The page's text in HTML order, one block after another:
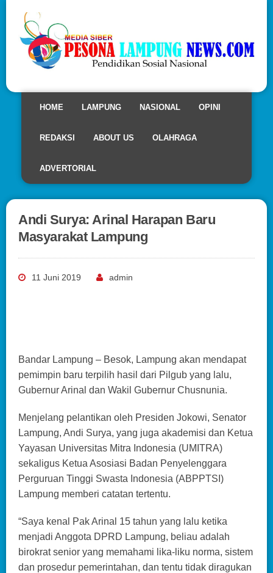
HOME LAMPUNG NASIONAL OPINI
REDAKSI ABOUT US OLAHRAGA
ADVERTORIAL
Andi Surya: Arinal Harapan Baru
Masyarakat Lampung
11 Juni 2019 admin
Bandar Lampung – Besok, Lampung akan mendapat
pemimpin baru terpilih hasil dari Pilgub yang lalu,
Gubernur Arinal dan Wakil Gubernur Chusnunia.
Menjelang pelantikan oleh Presiden Jokowi, Senator
Lampung, Andi Surya, yang juga akademisi dan Ketua
Yayasan Universitas Mitra Indonesia (UMITRA)
sekaligus Ketua Asosiasi Badan Penyelenggara
Perguruan Tinggi Swasta Indonesia (ABPPTSI)
Lampung memberi catatan tertentu.
“Saya kenal Pak Arinal 15 tahun yang lalu ketika
menjadi Anggota DPRD Lampung, beliau adalah
birokrat senior yang memahami lika-liku norma, sistem
dan prosedur pemerintahan, dan tentu tidak diragukan